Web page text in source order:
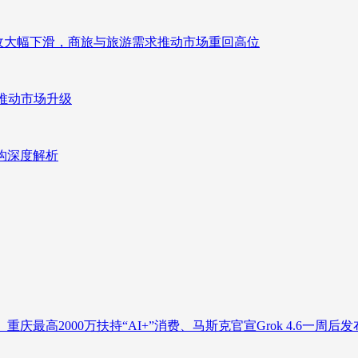
幅下滑，商旅与旅游需求推动市场重回高位
动市场升级
深度解析
庆最高2000万扶持“AI+”消费、马斯克官宣Grok 4.6一周后发